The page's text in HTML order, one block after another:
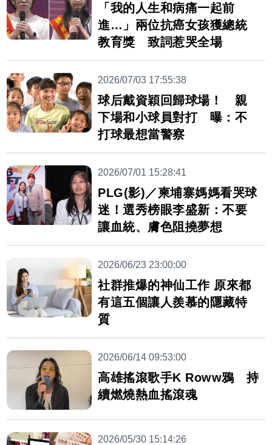
「我的人生和病痛一起前
進…」兩位抗癌女孩獲總統
教育獎 致詞惹哭全場
2026/07/03 17:55:38
球后戴資穎回歸球場！ 親
下場和小球員對打 曝：不
打球最想當警察
2026/07/01 15:28:41
PLG(影)／柬埔寨媽媽看哭球
迷！選秀榜眼李盛新：不要
讓血統、膚色阻撓夢想
2026/06/23 23:00:00
社群推爆的神仙工作 原來都
有這五個讓人羨慕的隱藏特
質
2026/06/14 09:53:00
高雄搖滾歌手K Roww鴉 持
續燃燒熱血搖滾魂
2026/05/30 15:14:26